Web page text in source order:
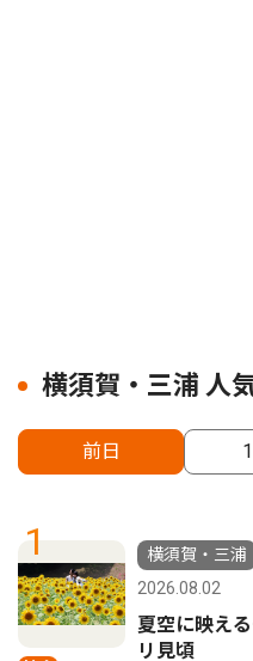
横須賀・三浦 人
前日
1
横須賀・三浦
2026.08.02
夏空に映え
リ見頃